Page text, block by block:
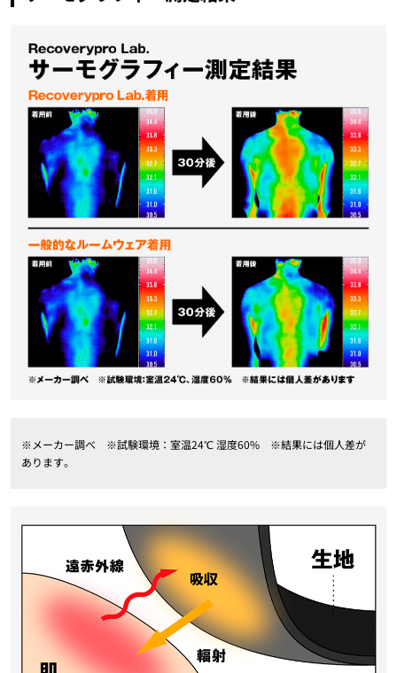
※メーカー調べ ※試験環境：室温24℃ 湿度60% ※結果には個人差が
あります。